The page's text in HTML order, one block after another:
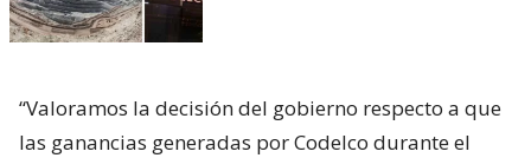
“Valoramos la decisión del gobierno respecto a que
las ganancias generadas por Codelco durante el